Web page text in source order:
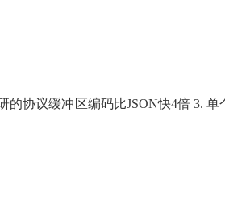
的协议缓冲区编码比JSON快4倍 3.